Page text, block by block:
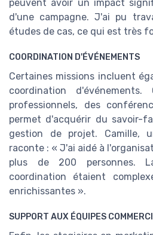
peuvent avoir un impact
d'une campagne. J'ai pu
études de cas, ce qui est très
COORDINATION D'ÉVÉNEMENTS
Certaines missions incluent
coordination d'événements.
professionnels, des
permet d'acquérir du savoir-
gestion de projet. Camille,
raconte : « J'ai aidé à
plus de 200 personnes.
coordination étaient
enrichissantes ».
SUPPORT AUX ÉQUIPES